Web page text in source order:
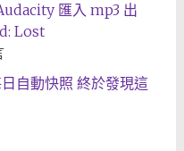
匯入 mp3 出
Lost
自動快照 終於發現這